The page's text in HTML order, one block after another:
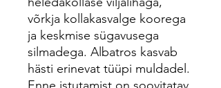
võrkja kollakasvalge koorega
ja keskmise sügavusega
silmadega. Albatros kasvab
hästi erinevat tüüpi muldadel.